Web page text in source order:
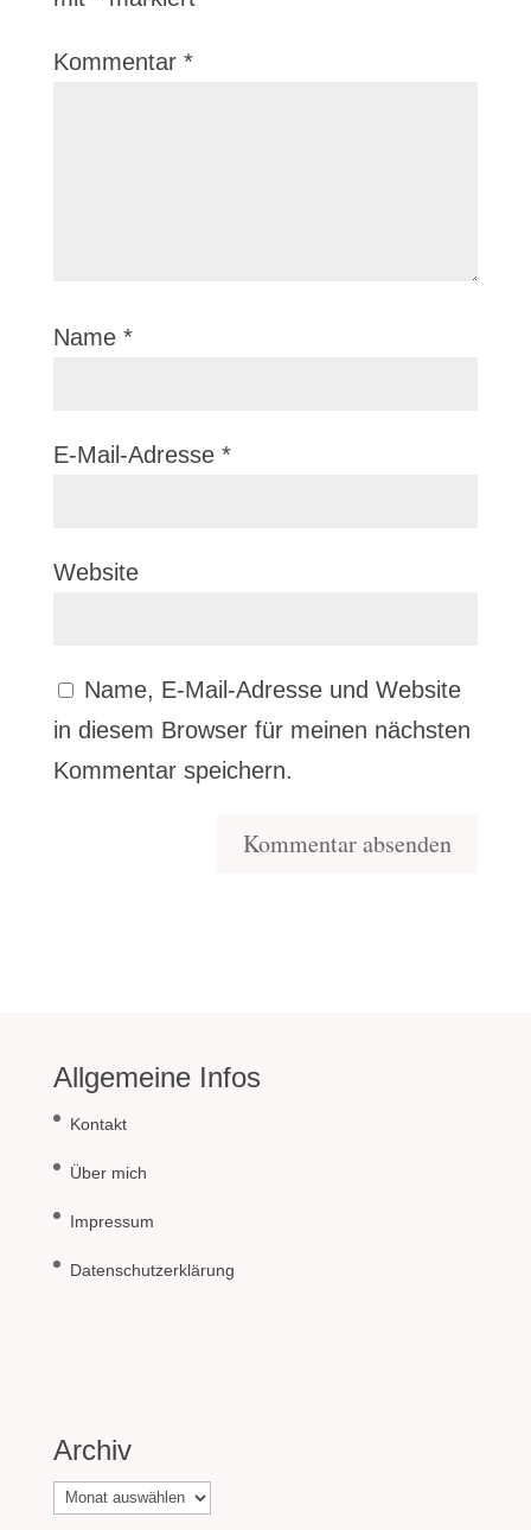
Kommentar *
Name *
E-Mail-Adresse *
Website
Name, E-Mail-Adresse und Website
in diesem Browser für meinen nächsten
Kommentar speichern.
Allgemeine Infos
Kontakt
Über mich
Impressum
Datenschutzerklärung
Archiv
Archiv